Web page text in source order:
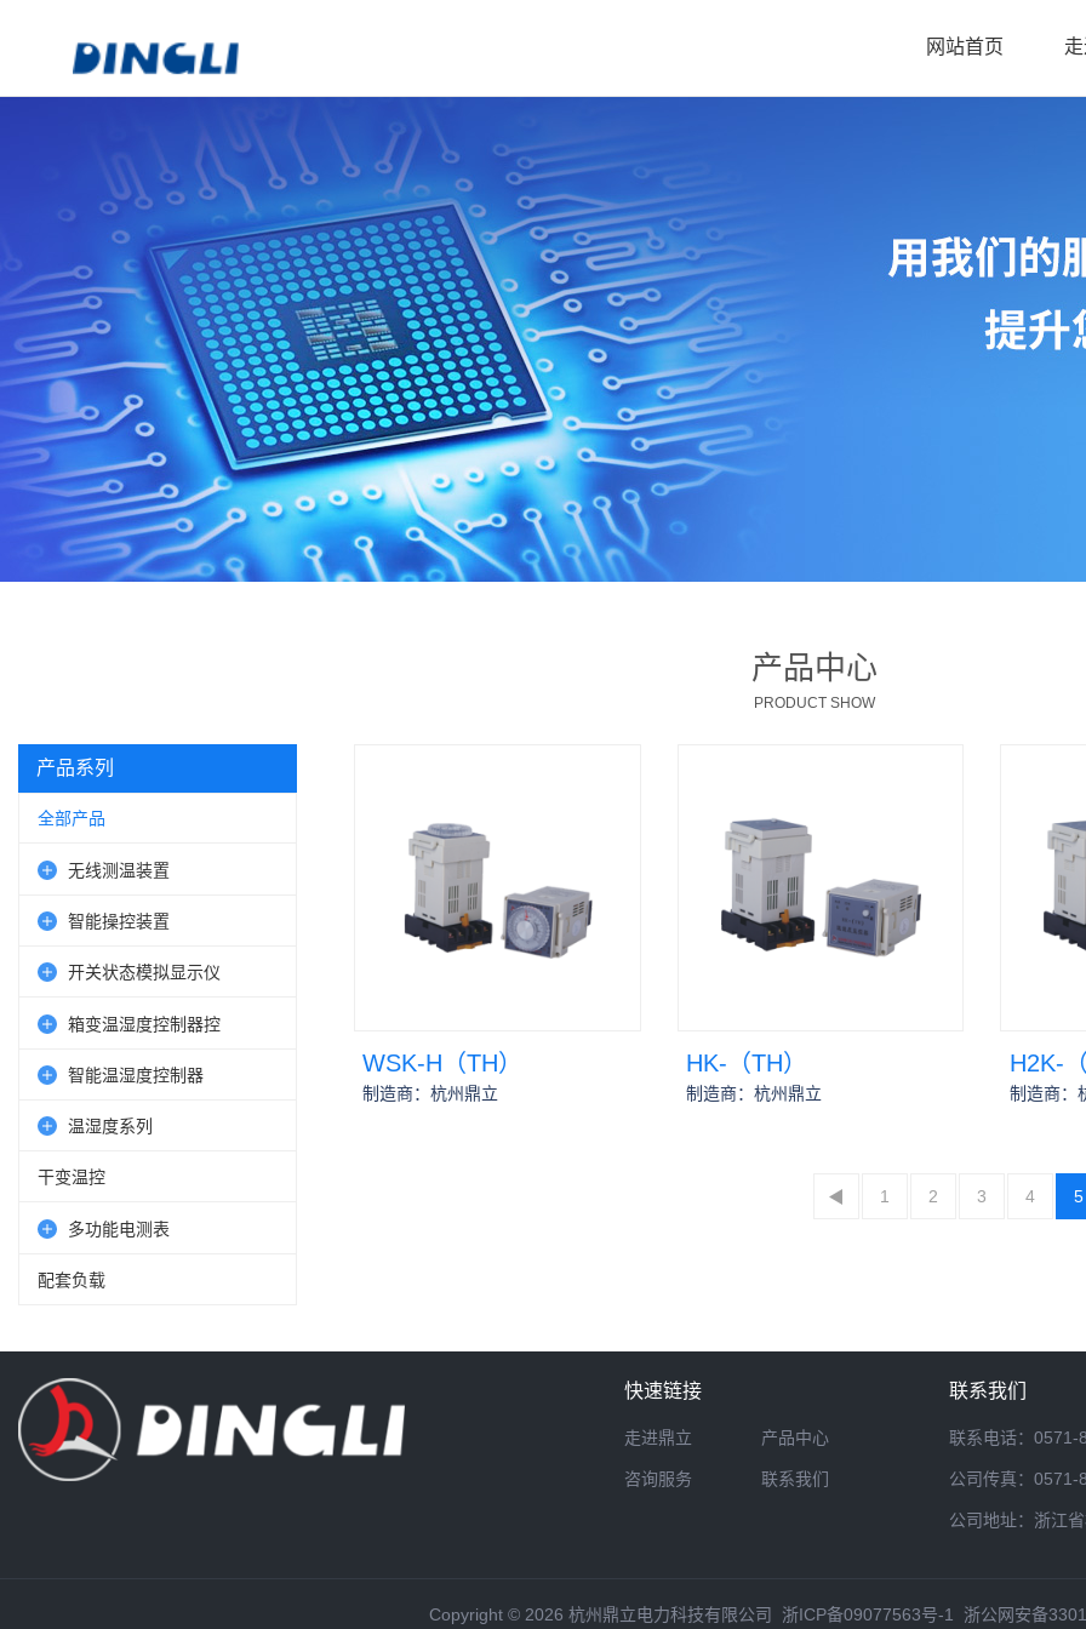
网站首页
产品中心
PRODUCT SHOW
产品系列
全部产品
无线测温装置
智能操控装置
开关状态模拟显示仪
箱变温湿度控制器控
智能温湿度控制器
温湿度系列
干变温控
多功能电测表
配套负载
WSK-H（TH）
制造商：杭州鼎立
HK-（TH）
制造商：杭州鼎立
H2K-
制造商：
1 2 3 4 5
快速链接
走进鼎立 产品中心
咨询服务 联系我们
联系我们
联系电话：0571-
公司传真：
公司地址：浙江
Copyright © 2026 杭州鼎立电力科技有限公司 浙ICP备09077563号-1 浙公网安备